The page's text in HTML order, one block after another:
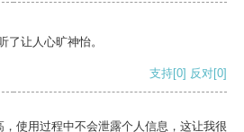
了让人心旷神怡。
支持[0] 反对[0]
使用过程中不会泄露个人信息，这让我很